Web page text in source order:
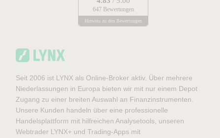
647 Bewertungen
Hinweis zu den Bewertungen
Seit 2006 ist LYNX als Online-Broker aktiv. Über mehrere
Niederlassungen in Europa bieten wir mit nur einem Depot
Zugang zu einer breiten Auswahl an Finanzinstrumenten.
Unsere Kunden handeln über eine professionelle
Handelsplattform mit hilfreichen Analysetools, unseren
Webtrader LYNX+ und Trading-Apps mit